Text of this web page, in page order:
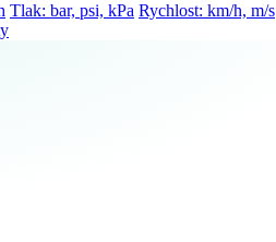
Tlak: bar, psi, kPa Rychlost: km/h, m/s